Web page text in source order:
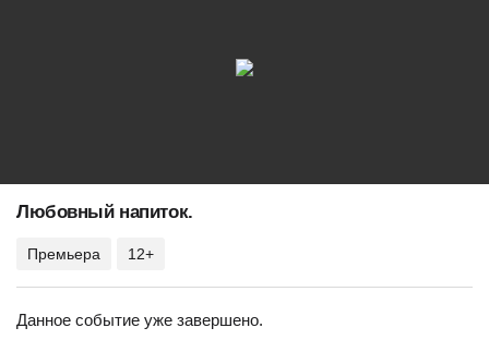
Любовный напиток.
Премьера 12+
Данное событие уже завершено.